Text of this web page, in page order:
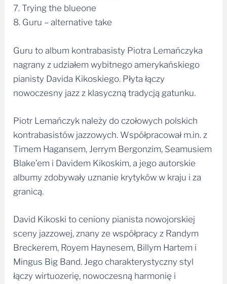
7. Trying the blueone
8. Guru – alternative take
Guru to album kontrabasisty Piotra Lemańczyka
nagrany z udziałem wybitnego amerykańskiego
pianisty Davida Kikoskiego. Płyta łączy
nowoczesny jazz z klasyczną tradycją gatunku.
Piotr Lemańczyk należy do czołowych polskich
kontrabasistów jazzowych. Współpracował m.in. z
Timem Hagansem, Jerrym Bergonzim, Seamusiem
Blake’em i Davidem Kikoskim, a jego autorskie
albumy zdobywały uznanie krytyków w kraju i za
granicą.
David Kikoski to ceniony pianista nowojorskiej
sceny jazzowej, znany ze współpracy z Randym
Breckerem, Royem Haynesem, Billym Hartem i
Mingus Big Band. Jego charakterystyczny styl
łączy wirtuozerię, nowoczesną harmonię i